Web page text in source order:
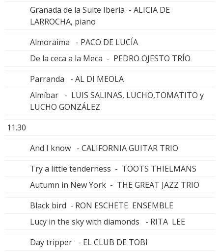
Granada de la Suite Iberia - ALICIA DE
LARROCHA, piano
Almoraima - PACO DE LUCÍA
De la ceca a la Meca - PEDRO OJESTO TRÍO
Parranda - AL DI MEOLA
Almíbar - LUIS SALINAS, LUCHO,TOMATITO y
LUCHO GONZÁLEZ
11.30
And I know - CALIFORNIA GUITAR TRIO
Try a little tenderness - TOOTS THIELMANS
Autumn in New York - THE GREAT JAZZ TRIO
Black bird - RON ESCHETE ENSEMBLE
Lucy in the sky with diamonds - RITA LEE
Day tripper - EL CLUB DE TOBI